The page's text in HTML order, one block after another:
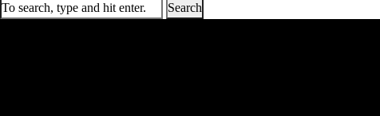
Search